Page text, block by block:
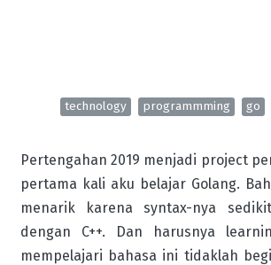
technology programmming go
Pertengahan 2019 menjadi project
pertama kali aku belajar Golang.
menarik karena syntax-nya
dengan C++. Dan harusnya
mempelajari bahasa ini tidaklah